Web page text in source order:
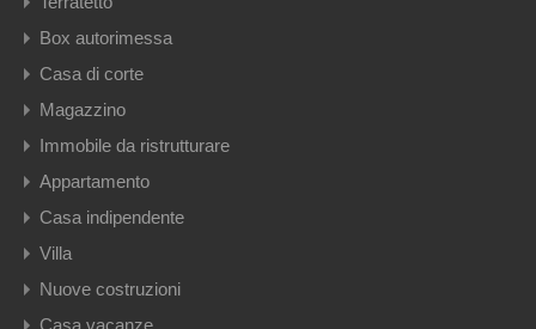
Box autorimessa
Casa di corte
Magazzino
Immobile da ristrutturare
Appartamento
Casa indipendente
Villa
Nuove costruzioni
Casa vacanze